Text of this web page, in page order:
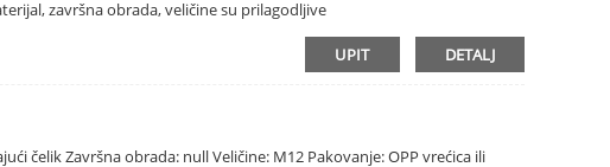
završna obrada, veličine su prilagodljive
UPIT DETALJ
čelik Završna obrada: null Veličine: M12 Pakovanje: OPP vrećica ili